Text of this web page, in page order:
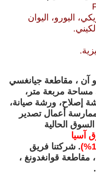
اليورو، اليوان
آن ، مقاطعة جيانغسي
مربعة متر،
إصلاح، ورشة صيانة،
أعمال تصدير
، وحصة السوق الحالية
آسيا
. شركتنا فريق
مقاطعة قوانغدونغ ،